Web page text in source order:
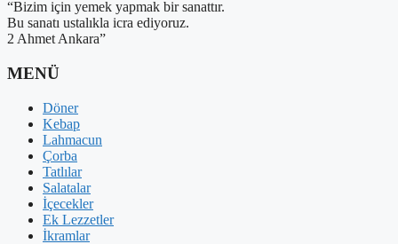
“Bizim için yemek yapmak bir sanattır.
Bu sanatı ustalıkla icra ediyoruz.
2 Ahmet Ankara”
MENÜ
Döner
Kebap
Lahmacun
Çorba
Tatlılar
Salatalar
İçecekler
Ek Lezzetler
İkramlar